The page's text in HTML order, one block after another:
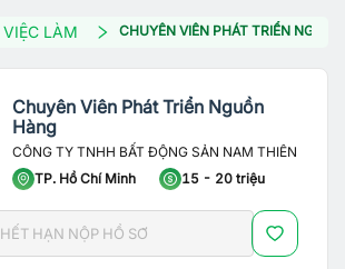
VIỆC LÀM CHUYÊN VIÊN PHÁT TRIỂN
Chuyên Viên Phát Triển Nguồn
Hàng
CÔNG TY TNHH BẤT ĐỘNG SẢN NAM THIÊN
TP. Hồ Chí Minh
15 - 20 triệu
HẾT HẠN NỘP HỒ SƠ